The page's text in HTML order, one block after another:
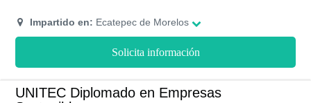
Asimismo, cuenta con costos accesibles y un programa de
becas de hasta un 30% por lo cual estudiar no será un
Impartido en: Ecatepec de Morelos
Solicita información
UNITEC Diplomado en Empresas